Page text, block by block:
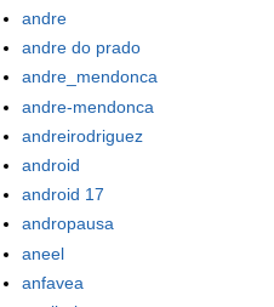
andre
andre do prado
andre_mendonca
andre-mendonca
andreirodriguez
android
android 17
andropausa
aneel
anfavea